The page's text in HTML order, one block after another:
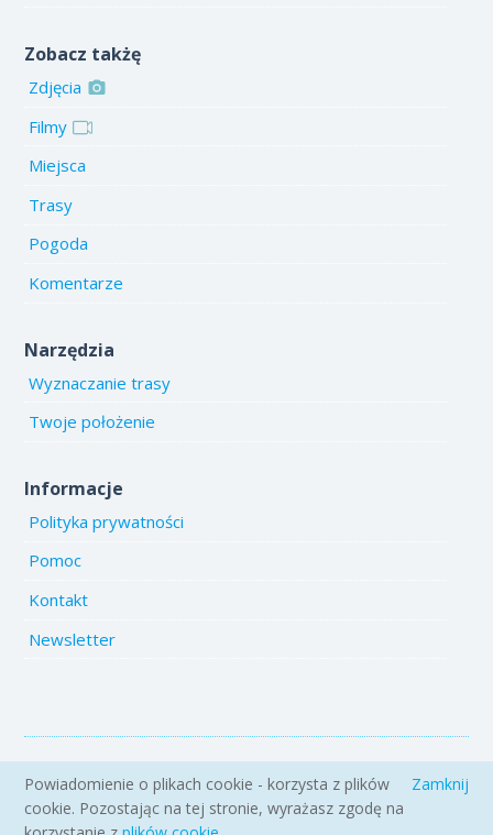
Zobacz takżę
Zdjęcia
Filmy
Miejsca
Trasy
Pogoda
Komentarze
Narzędzia
Wyznaczanie trasy
Twoje położenie
Informacje
Polityka prywatności
Pomoc
Kontakt
Newsletter
Copyright 2005-2026 www.emiejsca.pl. Kopiowanie treści i zdjęć
zabronione.
Powiadomienie o plikach cookie - korzysta z plików
cookie. Pozostając na tej stronie, wyrażasz zgodę na
Zamknij